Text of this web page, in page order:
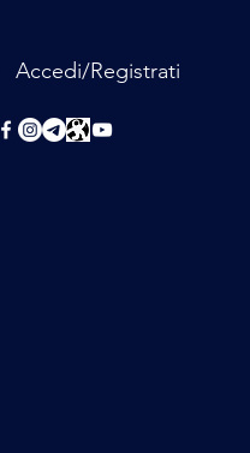
Accedi/Registrati